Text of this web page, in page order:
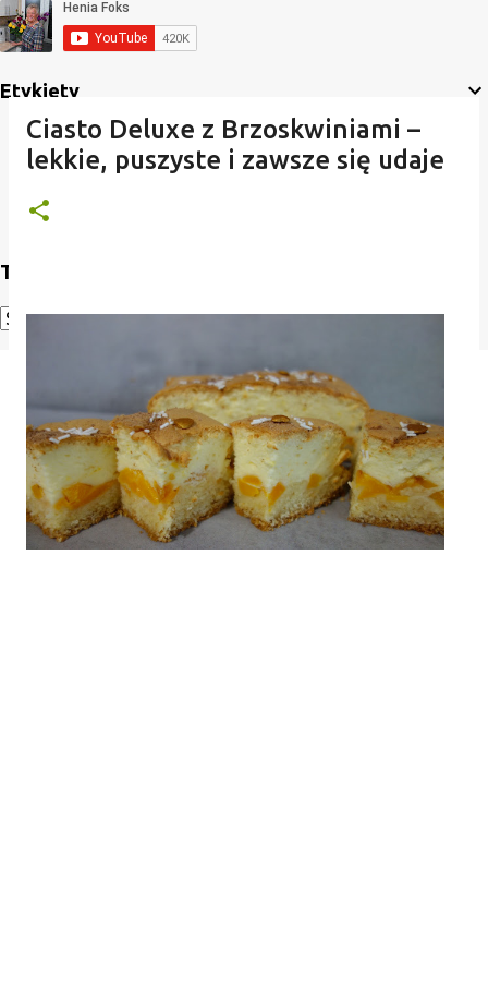
Etykiety
Translate
Ciasto Deluxe z Brzoskwiniami –
lekkie, puszyste i zawsze się udaje